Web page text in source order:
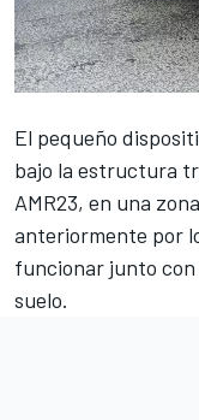
El pequeño
bajo la estructura
AMR23, en una
anteriormente por
funcionar junto con
suelo.